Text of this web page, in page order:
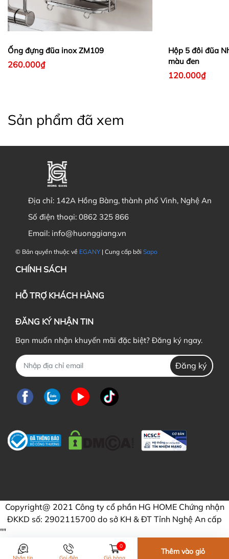
Ống đựng đũa inox ZM109
260.000₫
Hộp 5 đôi đũa
màu đen
120.000₫
Sản phẩm đã xem
Địa chỉ: 142A Hồng Bàng, thành phố Vinh, Nghệ An
Số điện thoại: 0862 325 866
Email: info@huonggiang.vn
© Bản quyền thuộc về EGANY | Cung cấp bởi Sapo
CHÍNH SÁCH
HỖ TRỢ KHÁCH HÀNG
ĐĂNG KÝ NHẬN TIN
Bạn muốn nhận khuyến mãi đặc biệt? Đăng ký ngay.
Đăng ký
Copyright@ 2021 Công ty cổ phần HG HOME Chứng nhận
ĐKKD số: 2902115700 do sở KH & ĐT Tỉnh Nghệ An cấp
""
Nhắn tin Gọi điện
0
Giỏ hàng
Thêm vào giỏ